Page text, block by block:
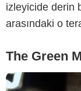
izleyicide derin
arasındaki o
The Green